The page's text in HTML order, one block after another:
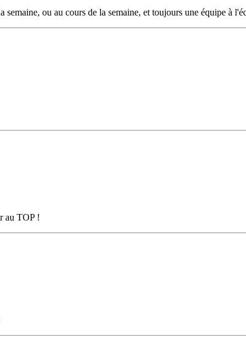
ou au cours de la semaine, et toujours une équipe à
au TOP !